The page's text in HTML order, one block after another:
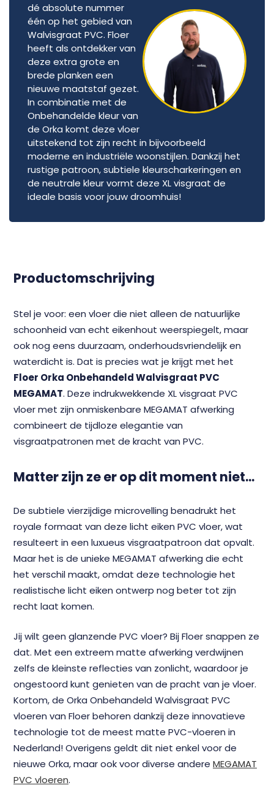
dé absolute nummer
één op het gebied van
Walvisgraat PVC. Floer
heeft als ontdekker van
deze extra grote en
brede planken een
nieuwe maatstaf gezet.
In combinatie met de
Onbehandelde kleur van
de Orka komt deze vloer
uitstekend tot zijn recht in bijvoorbeeld
moderne en industriële woonstijlen. Dankzij het
rustige patroon, subtiele kleurscharkeringen en
de neutrale kleur vormt deze XL visgraat de
ideale basis voor jouw droomhuis!
Productomschrijving
Stel je voor: een vloer die niet alleen de natuurlijke
schoonheid van echt eikenhout weerspiegelt, maar
ook nog eens duurzaam, onderhoudsvriendelijk en
waterdicht is. Dat is precies wat je krijgt met het
Floer Orka Onbehandeld Walvisgraat PVC
MEGAMAT. Deze indrukwekkende XL visgraat PVC
vloer met zijn onmiskenbare MEGAMAT afwerking
combineert de tijdloze elegantie van
visgraatpatronen met de kracht van PVC.
Matter zijn ze er op dit moment niet...
De subtiele vierzijdige microvelling benadrukt het
royale formaat van deze licht eiken PVC vloer, wat
resulteert in een luxueus visgraatpatroon dat opvalt.
Maar het is de unieke MEGAMAT afwerking die echt
het verschil maakt, omdat deze technologie het
realistische licht eiken ontwerp nog beter tot zijn
recht laat komen.
Jij wilt geen glanzende PVC vloer? Bij Floer snappen ze
dat. Met een extreem matte afwerking verdwijnen
zelfs de kleinste reflecties van zonlicht, waardoor je
ongestoord kunt genieten van de pracht van je vloer.
Kortom, de Orka Onbehandeld Walvisgraat PVC
vloeren van Floer behoren dankzij deze innovatieve
technologie tot de meest matte PVC-vloeren in
Nederland! Overigens geldt dit niet enkel voor de
nieuwe Orka, maar ook voor diverse andere MEGAMAT
PVC vloeren.